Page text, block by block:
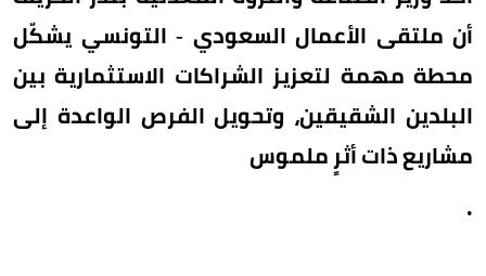
أن ملتقى الأعمال السعودي - التونسي يشكّل
محطة مهمة لتعزيز الشراكات الاستثمارية بين
البلدين الشقيقين، وتحويل الفرص الواعدة إلى
مشاريع ذات أثرٍ ملموس
.